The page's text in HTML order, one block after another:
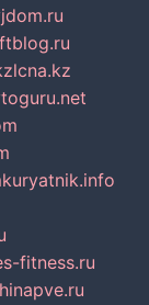
lcna.kz
kuryatnik.info
fitness.ru